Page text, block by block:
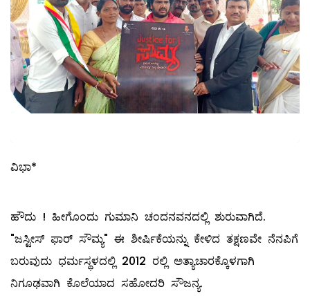
ವಿಭಾ*
ಹೌದು ! ಹೀಗೊಂದು ಗುಮಾನಿ ಚಂದನವನದಲ್ಲಿ ಶುರುವಾಗಿದೆ.
"ಜಸ್ಟೀಸ್ ಫಾರ್ ಸೌಮ್ಯ" ಈ ಶೀರ್ಷಿಕೆಯನ್ನು ಕೇಳಿದ ತಕ್ಷಣವೇ ನೆನಪಿಗೆ
ಬರುವುದು ಧರ್ಮಸ್ಥಳದಲ್ಲಿ 2012 ರಲ್ಲಿ ಅತ್ಯಾಚಾರಕ್ಕೊಳಗಾಗಿ
ನಿಗೂಢವಾಗಿ ಕೊಲೆಯಾದ ಸಹೋದರಿ ಸೌಜನ್ಯ.